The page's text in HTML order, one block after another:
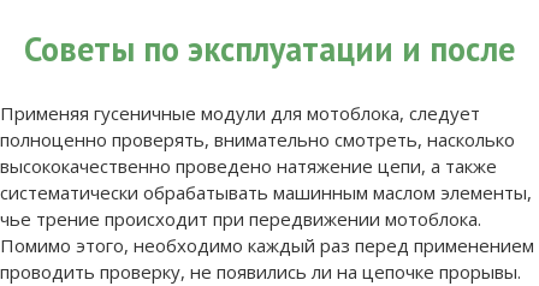
Советы по эксплуатации и после
Применяя гусеничные модули для мотоблока, следует
полноценно проверять, внимательно смотреть, насколько
высококачественно проведено натяжение цепи, а также
систематически обрабатывать машинным маслом элементы,
чье трение происходит при передвижении мотоблока.
Помимо этого, необходимо каждый раз перед применением
проводить проверку, не появились ли на цепочке прорывы.